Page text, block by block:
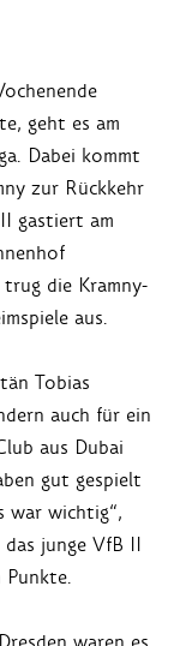
geht es am
Dabei kommt
zur Rückkehr
gastiert am
die Kramny-
aus.
Tobias
auch für ein
aus Dubai
gut gespielt
war wichtig“,
junge VfB II
Punkte.